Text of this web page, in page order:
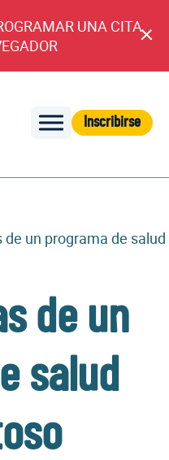
UNA CITA
Inscribirse
de un programa de salud
de un
salud